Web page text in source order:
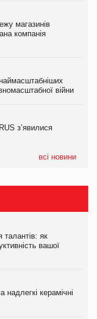
магазинів
компанія
війни
з’явилися
всі новини
з’явилися
вироби на
шоколаду
за квартал
талантів: як
вашої
керамічні